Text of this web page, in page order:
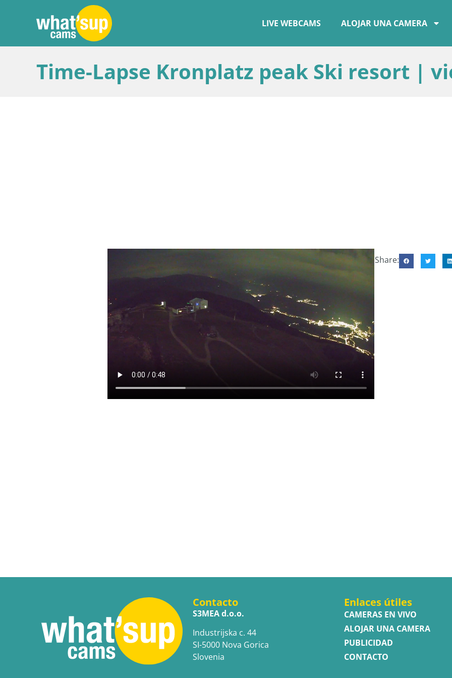
LIVE WEBCAMS ALOJAR UNA CAMERA
Time-Lapse Kronplatz peak Ski resort |
Share:
Contacto
S3MEA d.o.o.
Industrijska c. 44
SI-5000 Nova Gorica
Slovenia
Enlaces útiles
CAMERAS EN VIVO
ALOJAR UNA CAMERA
PUBLICIDAD
CONTACTO